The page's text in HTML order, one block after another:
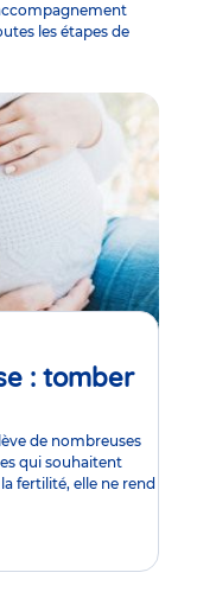
les étapes de
: tomber
de nombreuses
qui souhaitent
fertilité, elle ne rend